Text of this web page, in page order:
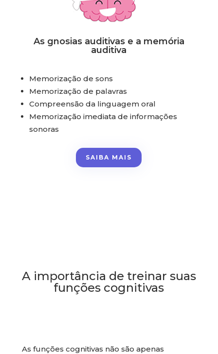
As gnosias auditivas e a memória
auditiva
Memorização de sons
Memorização de palavras
Compreensão da linguagem oral
Memorização imediata de informações
sonoras
SAIBA MAIS
A importância de treinar suas
funções cognitivas
As funções cognitivas não são apenas